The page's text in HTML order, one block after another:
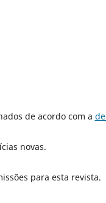
de acordo com a
novas.
para esta revista.